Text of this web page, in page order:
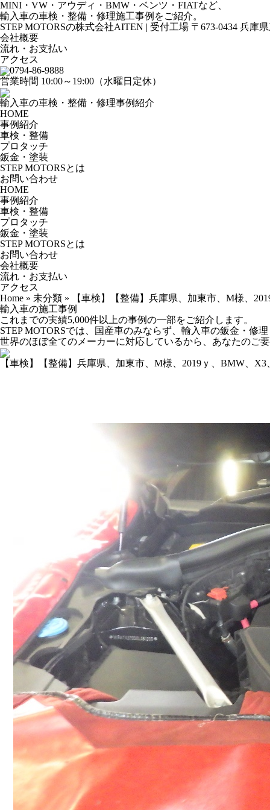
MINI・VW・アウディ・BMW・ベンツ・FIATなど、
輸入車の車検・整備・修理施工事例をご紹介。
STEP MOTORSの株式会社AITEN | 受付工場 〒673-0434 兵庫
会社概要
流れ・お支払い
アクセス
0794-86-9888
営業時間 10:00～19:00（水曜日定休）
輸入車の車検・整備・修理事例紹介
HOME
事例紹介
車検・整備
プロタッチ
鈑金・塗装
STEP MOTORSとは
お問い合わせ
HOME
事例紹介
車検・整備
プロタッチ
鈑金・塗装
STEP MOTORSとは
お問い合わせ
会社概要
流れ・お支払い
アクセス
Home » 未分類 » 【車検】【整備】兵庫県、加東市、M様、
輸入車の施工事例
これまでの実績5,000件以上の事例の一部をご紹介します。
STEP MOTORSでは、国産車のみならず、輸入車の鈑金・修
世界のほぼ全てのメーカーに対応しているから、あなたのご
【車検】【整備】兵庫県、加東市、M様、2019ｙ、BMW、